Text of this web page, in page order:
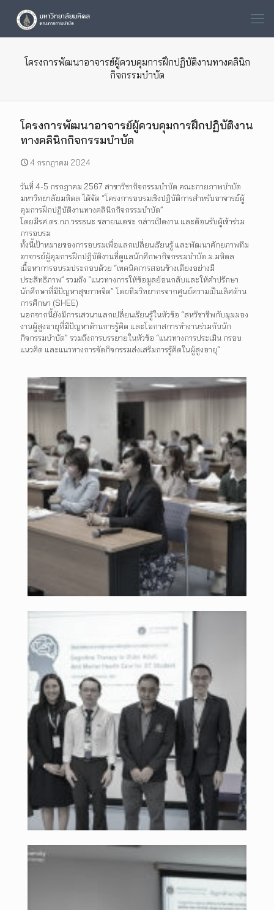
โครงการพัฒนาอาจารย์ผู้ควบคุมการฝึกปฏิบัติงานทางคลินิก
กิจกรรมบำบัด
โครงการพัฒนาอาจารย์ผู้ควบคุมการฝึกปฏิบัติงาน
ทางคลินิกกิจกรรมบำบัด
4 กรกฎาคม 2024
วันที่ 4-5 กรกฎาคม 2567 สาขาวิชากิจกรรมบำบัด คณะกายภาพบำบัด
มหาวิทยาลัยมหิดล ได้จัด “โครงการอบรมเชิงปฏิบัติการสำหรับอาจารย์ผู้
คุมการฝึกปฏิบัติงานทางคลินิกกิจกรรมบำบัด”
โดยมีรศ.ดร.กภ.วรรธนะ ชลายนเดชะ กล่าวเปิดงาน และต้อนรับผู้เข้าร่วม
การอบรม
ทั้งนี้เป้าหมายของการอบรมเพื่อแลกเปลี่ยนเรียนรู้ และพัฒนาศักยภาพทีม
อาจารย์ผู้คุมการฝึกปฏิบัติงานที่ดูแลนักศึกษากิจกรรมบำบัด ม.มหิดล
เนื้อหาการอบรมประกอบด้วย “เทคนิคการสอนข้างเตียงอย่างมี
ประสิทธิภาพ” รวมถึง “แนวทางการให้ข้อมูลย้อนกลับและให้คำปรึกษา
นักศึกษาที่มีปัญหาสุขภาพจิต” โดยทีมวิทยากรจากศูนย์ความเป็นเลิศด้าน
การศึกษา (SHEE)
นอกจากนี้ยังมีการเสวนาแลกเปลี่ยนเรียนรู้ในหัวข้อ “สหวิชาชีพกับมุมมอง
งานผู้สูงอายุที่มีปัญหาด้านการรู้คิด และโอกาสการทำงานร่วมกับนัก
กิจกรรมบำบัด” รวมถึงการบรรยายในหัวข้อ “แนวทางการประเมิน กรอบ
แนวคิด และแนวทางการจัดกิจกรรมส่งเสริมการรู้คิดในผู้สูงอายุ“